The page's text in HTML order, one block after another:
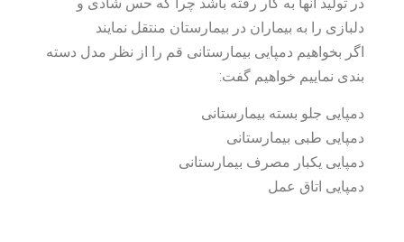
دلبازی را به بیماران در بیمارستان منتقل نمایند
اگر بخواهیم دمپایی بیمارستانی قم را از نظر مدل دسته
بندی نماییم خواهیم گفت:
دمپایی جلو بسته بیمارستانی
دمپایی طبی بیمارستانی
دمپایی یکبار مصرف بیمارستانی
دمپایی اتاق عمل